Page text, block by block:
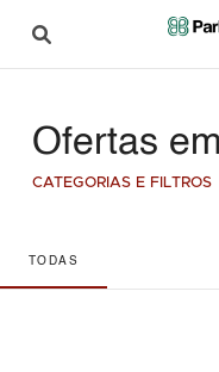
Ofertas
CATEGORIAS E FILTROS
TODAS